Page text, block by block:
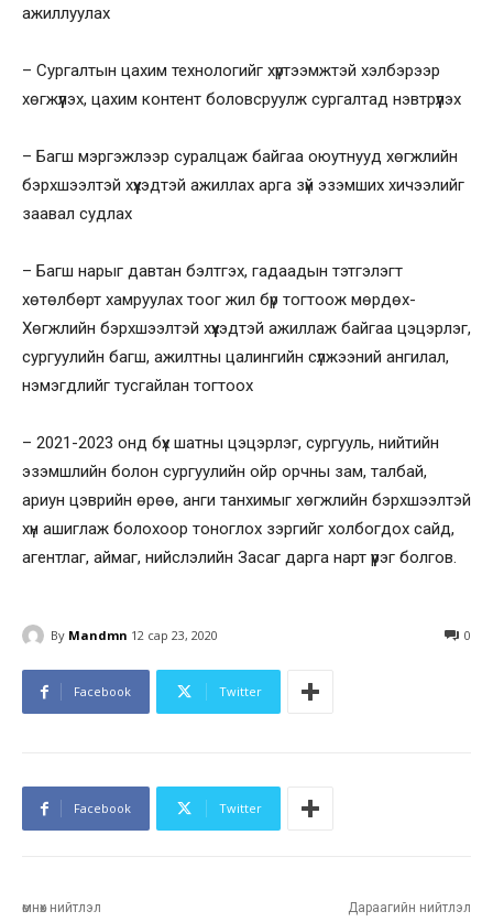
ажиллуулах
– Сургалтын цахим технологийг хүртээмжтэй хэлбэрээр
хөгжүүлэх, цахим контент боловсруулж сургалтад нэвтрүүлэх
– Багш мэргэжлээр суралцаж байгаа оюутнууд хөгжлийн
бэрхшээлтэй хүүхэдтэй ажиллах арга зүй эзэмших хичээлийг
заавал судлах
– Багш нарыг давтан бэлтгэх, гадаадын тэтгэлэгт
хөтөлбөрт хамруулах тоог жил бүр тогтоож мөрдөх-
Хөгжлийн бэрхшээлтэй хүүхэдтэй ажиллаж байгаа цэцэрлэг,
сургуулийн багш, ажилтны цалингийн сүлжээний ангилал,
нэмэгдлийг тусгайлан тогтоох
– 2021-2023 онд бүх шатны цэцэрлэг, сургууль, нийтийн
эзэмшлийн болон сургуулийн ойр орчны зам, талбай,
ариун цэврийн өрөө, анги танхимыг хөгжлийн бэрхшээлтэй
хүн ашиглаж болохоор тоноглох зэргийг холбогдох сайд,
агентлаг, аймаг, нийслэлийн Засаг дарга нарт үүрэг болгов.
By Mandmn 12 сар 23, 2020 0
Facebook Twitter
Facebook Twitter
өмнөх нийтлэл Дараагийн нийтлэл